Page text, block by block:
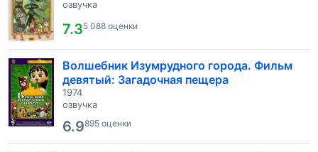
озвучка
7.35 088 оценки
Волшебник Изумрудного города. Фильм
девятый: Загадочная пещера
1974
озвучка
6.9895 оценки